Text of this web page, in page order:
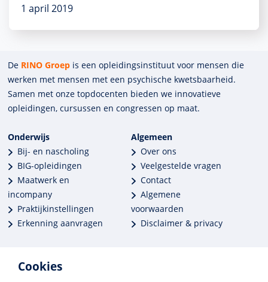
Cookies
1 april 2019
De RINO Groep is een opleidings­insti­tuut voor mensen die
werken met mensen met een psychische kwets­baar­heid.
Samen met onze top­docenten bieden we innova­tieve
opleidingen, cursussen en congres­sen op maat.
Onderwijs
Bij- en nascholing
BIG-opleidingen
Maatwerk en
incompany
Praktijkinstellingen
Erkenning aanvragen
Algemeen
Over ons
Veelgestelde vragen
Contact
Algemene
voorwaarden
Disclaimer & privacy